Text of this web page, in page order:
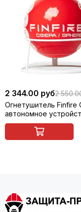
2 344.00 руб2
Огнетушитель Finfire
автономное
порошкового
пожаротушения